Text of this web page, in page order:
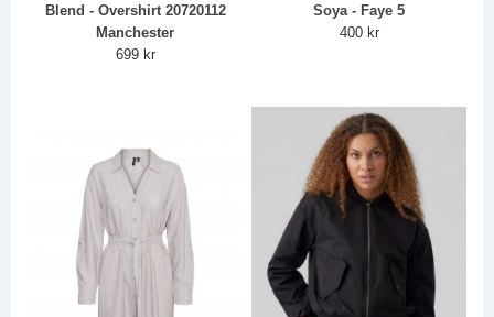
Blend - Overshirt 20720112
Manchester
699 kr
Soya - Faye 5
400 kr